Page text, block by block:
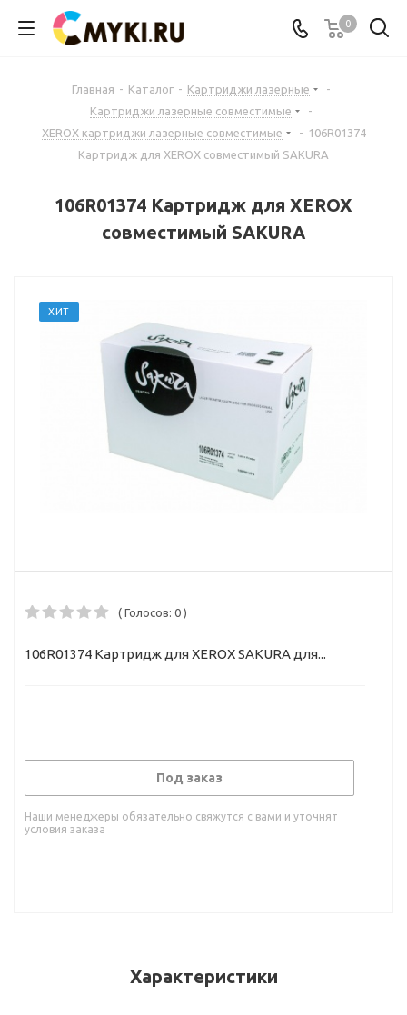
0
Главная - Каталог - Картриджи лазерные
-
Картриджи лазерные совместимые
-
XEROX картриджи лазерные совместимые
- 106R01374
Картридж для XEROX совместимый SAKURA
106R01374 Картридж для XEROX
совместимый SAKURA
ХИТ
( Голосов: 0 )
106R01374 Картридж для XEROX SAKURA для...
Под заказ
Наши менеджеры обязательно свяжутся с вами и уточнят
условия заказа
Характеристики